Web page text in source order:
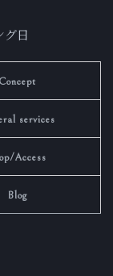
グ日
Concept
services
Access
Blog